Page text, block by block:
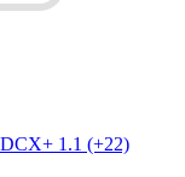
1.1 (+22)